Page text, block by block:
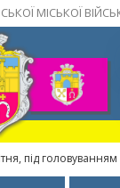
МІСЬКОЇ
під